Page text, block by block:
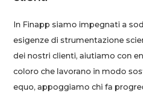
In Finapp siamo impegnati a
esigenze di strumentazione
dei nostri clienti, aiutiamo con
coloro che lavorano in modo
equo, appoggiamo chi fa